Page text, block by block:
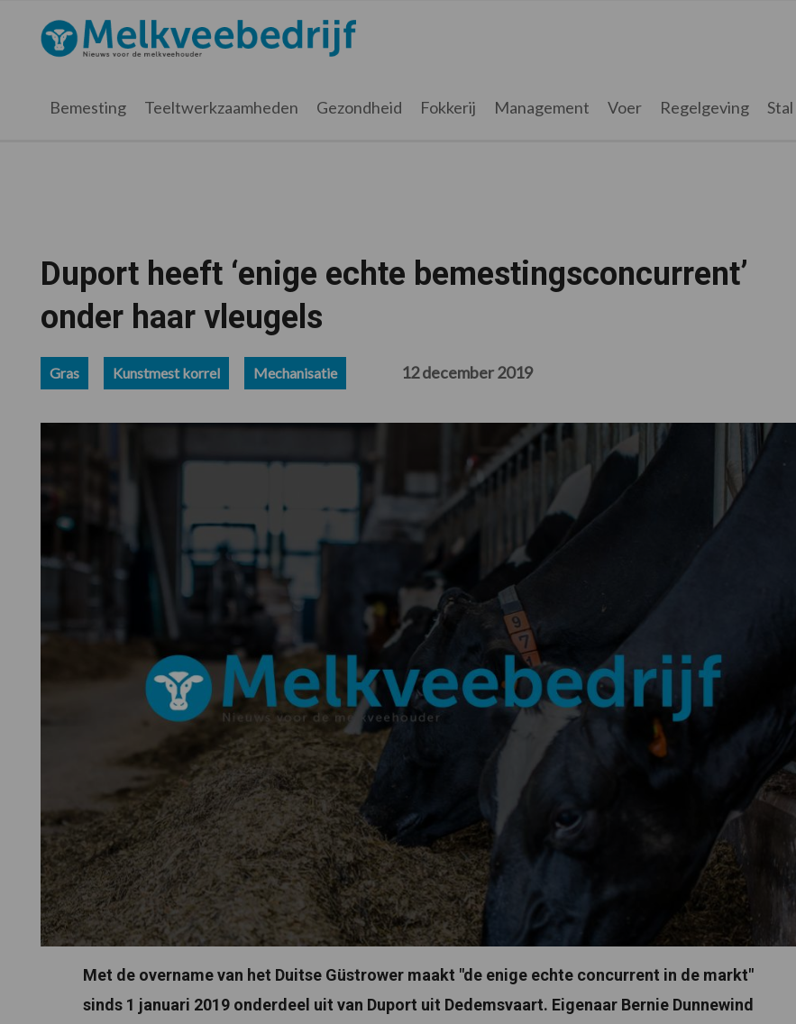
hoofdnavigatie
hoofd
eerste
voettekst
Melkveebedrijf.nl
Bemesting Teeltwerkzaamheden Gezondheid Fokkerij Management Voer Regelgeving Stal
Duport heeft ‘enige echte bemestingsconcurrent’
onder haar vleugels
Gras Kunstmest korrel Mechanisatie 12 december 2019
Met de overname van het Duitse Güstrower maakt "de enige echte concurrent in de markt"
sinds 1 januari 2019 onderdeel uit van Duport uit Dedemsvaart. Eigenaar Bernie Dunnewind